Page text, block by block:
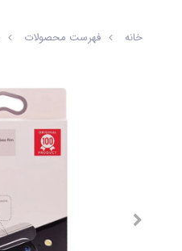
خانه فهرست محصولات